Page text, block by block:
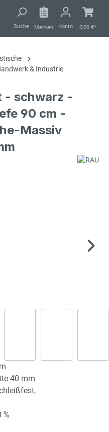
Suche Merken Konto 0,00 €*
& Industrie
- schwarz -
90 cm -
Massiv
40 mm
%